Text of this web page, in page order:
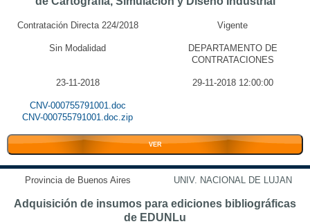
Contratación Directa 224/2018 Vigente
Sin Modalidad
DEPARTAMENTO DE
CONTRATACIONES
23-11-2018 29-11-2018 12:00:00
CNV-000755791001.doc
CNV-000755791001.doc.zip
VER
Provincia de Buenos Aires UNIV. NACIONAL DE LUJAN
Adquisición de insumos para ediciones bibliográficas
de EDUNLu